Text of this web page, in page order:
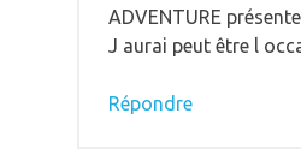
ADVENTURE
J aurai peut être l
Répondre